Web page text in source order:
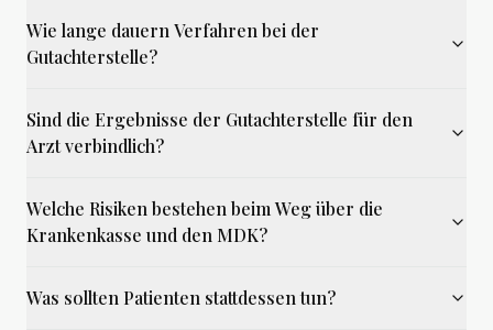
Wie lange dauern Verfahren bei der
Gutachterstelle?
Sind die Ergebnisse der Gutachterstelle für den
Arzt verbindlich?
Welche Risiken bestehen beim Weg über die
Krankenkasse und den MDK?
Was sollten Patienten stattdessen tun?